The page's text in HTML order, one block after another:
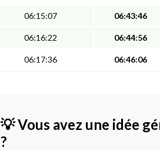
06:15:07 06:43:46
06:16:22 06:44:56
06:17:36 06:46:06
💡 Vous avez une idée
?